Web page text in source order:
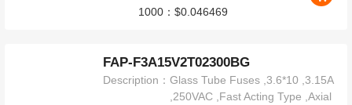
1000：$0.046469
FAP-F3A15V2T02300BG
Description：Glass Tube Fuses ,3.6*10 ,3.15A
,250VAC ,Fast Acting Type ,Axial